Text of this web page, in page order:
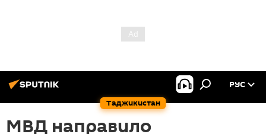
Таджикистан
РУС
МВД направило